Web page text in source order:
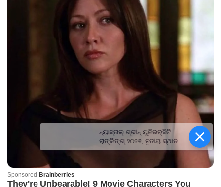
ନ୍ୟାସ୍‍ନାଲ୍‍ ଗ୍ରୀନ୍ ୟୁନିଭର୍‍ସିଟି
ରାଙ୍କିଙ୍ଗ୍‌ ୨୦୨୬; ତୃତୀୟ ସ୍ଥାନରେ
କିସ୍